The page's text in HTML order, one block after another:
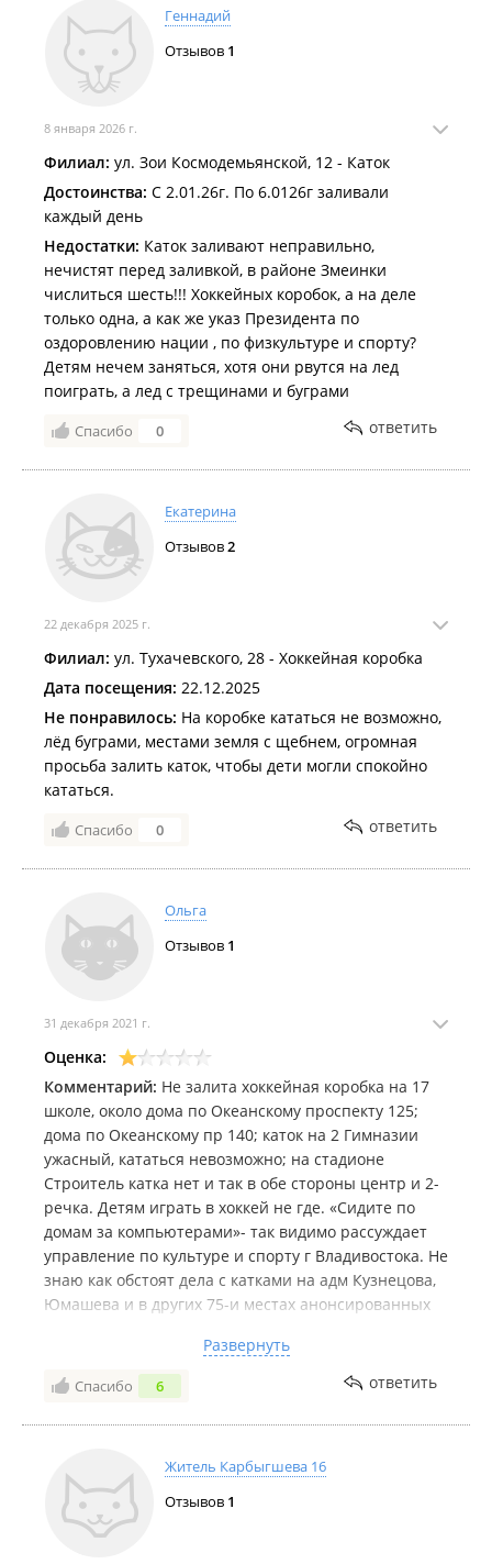
Тёплый декабрь мешает заливать катки во Владивостоке
Более 70 катков во всех районах города будут работать этой
зимой для жителей и гостей Владивостока
Геннадий
Отзывов 1
8 января 2026 г.
Филиал: ул. Зои Космодемьянской, 12 - Каток
Достоинства: С 2.01.26г. По 6.0126г заливали
каждый день
Недостатки: Каток заливают неправильно,
нечистят перед заливкой, в районе Змеинки
числиться шесть!!! Хоккейных коробок, а на деле
только одна, а как же указ Президента по
оздоровлению нации , по физкультуре и спорту?
Детям нечем заняться, хотя они рвутся на лед
поиграть, а лед с трещинами и буграми
Спасибо 0 ответить
Екатерина
Отзывов2
22 декабря 2025 г.
Филиал: ул. Тухачевского, 28 - Хоккейная коробка
Дата посещения: 22.12.2025
Не понравилось: На коробке кататься не возможно,
лёд буграми, местами земля с щебнем, огромная
просьба залить каток, чтобы дети могли спокойно
кататься.
Спасибо 0 ответить
Ольга
Отзывов 1
31 декабря 2021 г.
Оценка:
Комментарий: Не залита хоккейная коробка на 17
школе, около дома по Океанскому проспекту 125;
дома по Океанскому пр 140; каток на 2 Гимназии
ужасный, кататься невозможно; на стадионе
Строитель катка нет и так в обе стороны центр и 2-
речка. Детям играть в хоккей не где. «Сидите по
домам за компьютерами»- так видимо рассуждает
управление по культуре и спорту г Владивостока. Не
знаю как обстоят дела с катками на адм Кузнецова,
Юмашева и в других 75-и местах анонсированных
лет ехать далековато на каток в парк им Лазо,
например. В шаговой доступности или хотя на
транспорте до 5 остановок ничего нет!!!!
Развернуть
Спасибо 6 ответить
Житель Карбыгшева 16
Отзывов 1